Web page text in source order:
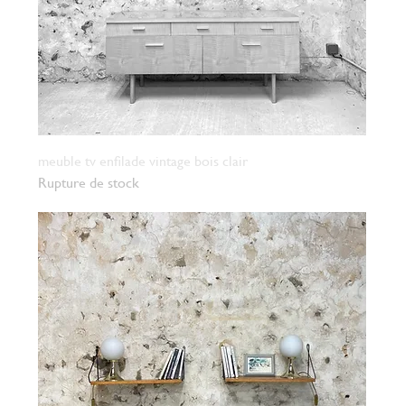
meuble tv enfilade vintage bois clair
Rupture de stock